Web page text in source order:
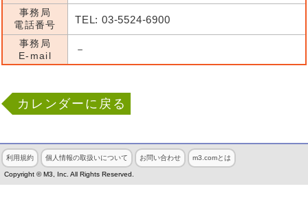
事務局
電話番号
TEL: 03-5524-6900
事務局
E-mail
－
カレンダーに戻る
利用規約 個人情報の取扱いについて お問い合わせ m3.comとは
Copyright © M3, Inc. All Rights Reserved.